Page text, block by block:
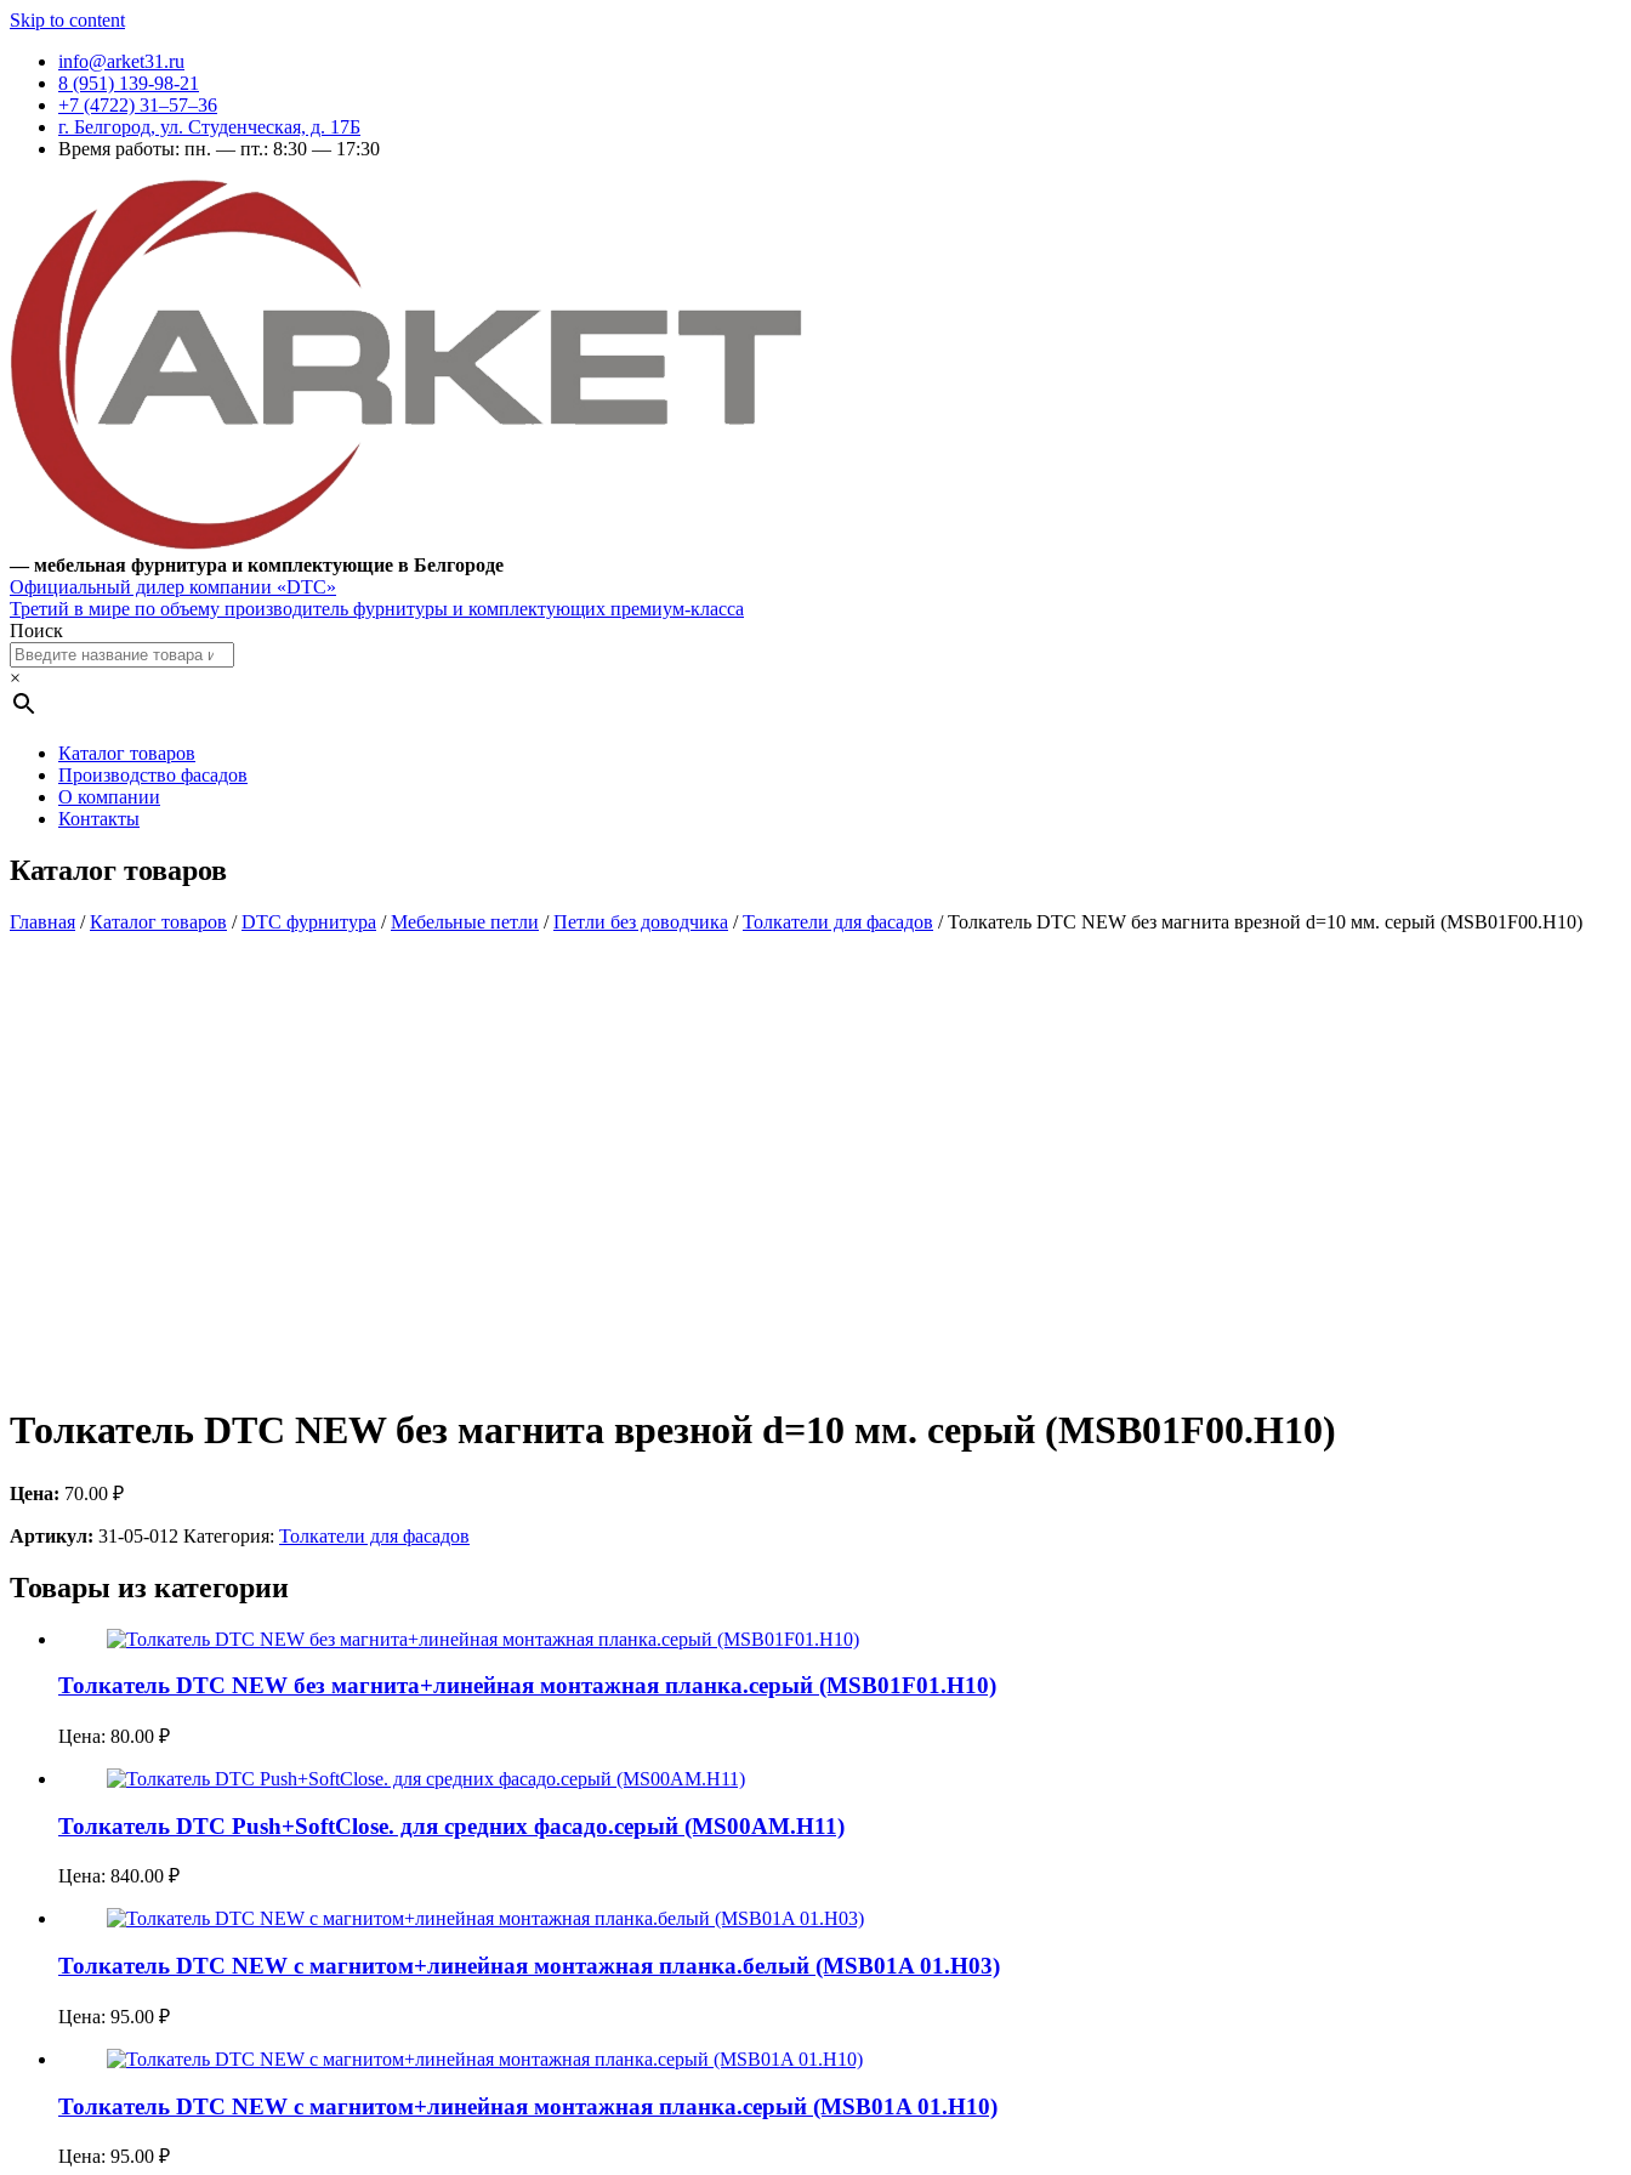
Skip to content
info@arket31.ru
8 (951) 139-98-21
+7 (4722) 31‒57‒36
г. Белгород, ул. Студенческая, д. 17Б
Время работы: пн. — пт.: 8:30 — 17:30
— мебельная фурнитура и комплектующие в Белгороде
Официальный дилер компании «DTC»
Третий в мире по объему производитель фурнитуры и комплектующих премиум-класса
Поиск
×
Каталог товаров
Производство фасадов
О компании
Контакты
Каталог товаров
Главная /Каталог товаров /DTC фурнитура /Мебельные петли /Петли без доводчика /Толкатели для фасадов / Толкатель DTC NEW без магнита врезной d=10 мм. серый (MSB01F00.H10)
Толкатель DTC NEW без магнита врезной d=10 мм. серый (MSB01F00.H10)
Цена: 70.00 ₽
Артикул: 31-05-012 Категория: Толкатели для фасадов
Товары из категории
Толкатель DTC NEW без магнита+линейная монтажная планка.серый (MSB01F01.H10)
Цена: 80.00 ₽
Толкатель DTC Push+SoftClose. для средних фасадо.серый (MS00AM.H11)
Цена: 840.00 ₽
Толкатель DTC NEW с магнитом+линейная монтажная планка.белый (MSB01A 01.H03)
Цена: 95.00 ₽
Толкатель DTC NEW с магнитом+линейная монтажная планка.серый (MSB01A 01.H10)
Цена: 95.00 ₽